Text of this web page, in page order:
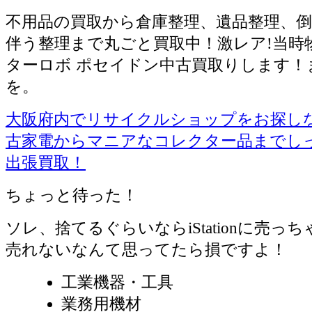
不用品の買取から倉庫整理、遺品整理、
伴う整理まで丸ごと買取中！激レア!当時
ターロボ ポセイドン中古買取りします！
を。
大阪府内でリサイクルショップをお探し
古家電からマニアなコレクター品までし
出張買取！
ちょっと待った！
ソレ、捨てるぐらいならiStationに売っち
売れないなんて思ってたら損ですよ！
工業機器・工具
業務用機材